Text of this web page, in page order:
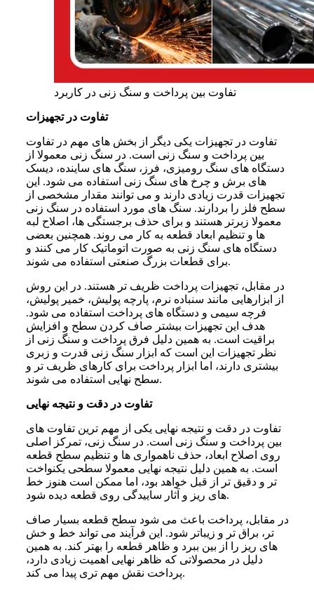
تفاوت بین پرداخت و سنگ زنی در کاربرد
تفاوت در تجهیزات
تفاوت در تجهیزات یکی دیگر از بخش های مهم در تفاوت
بین پرداخت و سنگ زنی است. در سنگ زنی معمولا از
دستگاه های سنگ رومیزی، فرز، سنگ های ساینده، دیسک
های برش و چرخ های سنگ زنی استفاده می شود. این
تجهیزات قدرت زیادی دارند و می توانند مقدار مشخصی از
سطح فلز را بردارند. سنگ های مورد استفاده در سنگ زنی
معمولا زبرتر هستند و برای حذف برجستگی ها، اصلاح لبه
ها و تنظیم ابعاد قطعه به کار می روند. همچنین بعضی
دستگاه های سنگ زنی به صورت اتوماتیک کار می کنند و
برای قطعات بزرگ صنعتی استفاده می شوند.
در مقابل، تجهیزات پرداخت ظریف تر هستند. در این روش
از ابزارهایی مانند سنباده نرم، پارچه پولیش، خمیر پولیش،
فرچه سیمی و دستگاه های پرداخت استفاده می شود.
هدف این تجهیزات بیشتر صاف کردن سطح و افزایش
براقیت است. به همین دلیل فرق پرداخت و سنگ زنی از
نظر تجهیزات این است که ابزار سنگ زنی قدرت و زبری
بیشتری دارند، اما ابزار پرداخت برای کارهای ظریف تر و
سطح نهایی استفاده می شوند.
تفاوت در دقت و نتیجه نهایی
تفاوت در دقت و نتیجه نهایی یکی از مهم ترین تفاوت های
بین پرداخت و سنگ زنی است. در سنگ زنی، تمرکز اصلی
روی اصلاح ابعاد، حذف ناهمواری ها و تنظیم سطح قطعه
است. به همین دلیل نتیجه نهایی معمولا سطحی یکنواخت
تر و دقیق تر از قبل خواهد بود، اما ممکن است هنوز خط
های ریز و آثار ساییدگی روی قطعه دیده شود.
در مقابل، پرداخت باعث می شود سطح قطعه بسیار صاف
تر، براق تر و زیباتر شود. این فرآیند می تواند خط و خش
های ریز را از بین ببرد و ظاهر قطعه را بهتر کند. به همین
دلیل در محصولاتی که ظاهر نهایی اهمیت زیادی دارد،
پرداخت نقش مهم تری پیدا می کند.